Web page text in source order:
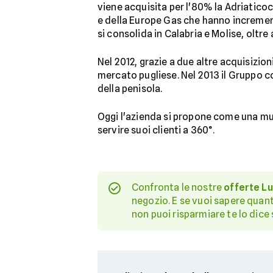
viene acquisita per l'80% la
e della Europe Gas che hanno
si consolida in Calabria e Molise, oltre
Nel 2012, grazie a due altre
mercato pugliese. Nel 2013 il Gruppo
della penisola.
Oggi l'azienda si propone come una
servire suoi clienti a 360°.
Confronta le nostre offerte
negozio. E se vuoi sapere
non puoi risparmiare te lo dice